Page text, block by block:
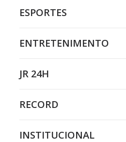
ESPORTES
ENTRETENIMENTO
JR 24H
RECORD
INSTITUCIONAL